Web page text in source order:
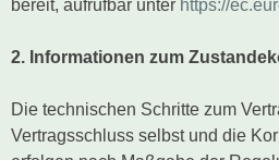
bereit, aufrufbar unter https://
2. Informationen zum
Die technischen Schritte zum
Vertragsschluss selbst und die